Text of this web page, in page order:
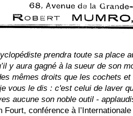
prendra toute sa place
y aura gagné à la sueur de son
mêmes droits que les cochets
vous le dis : c'est celui de laver
aucune son noble outil -
Fourt, conférence à